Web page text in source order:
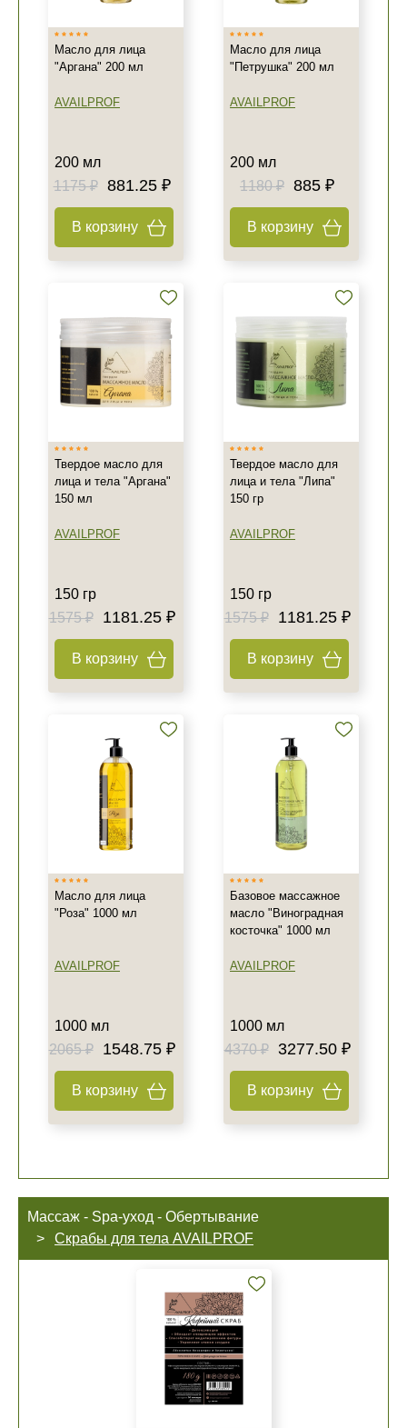
Масло для лица
"Аргана" 200 мл
AVAILPROF
200 мл
1175 ₽
881.25 ₽
В корзину
Масло для лица
"Петрушка" 200 мл
AVAILPROF
200 мл
1180 ₽ 885 ₽
В корзину
Твердое масло для
лица и тела "Аргана"
150 мл
AVAILPROF
150 гр
1575 ₽
1181.25 ₽
В корзину
Твердое масло для
лица и тела "Липа"
150 гр
AVAILPROF
150 гр
1575 ₽
1181.25 ₽
В корзину
Масло для лица
"Роза" 1000 мл
AVAILPROF
1000 мл
2065 ₽
1548.75 ₽
В корзину
Базовое массажное
масло "Виноградная
косточка" 1000 мл
AVAILPROF
1000 мл
4370 ₽
3277.50 ₽
В корзину
Массаж - Spa-уход - Обертывание
Скрабы для тела AVAILPROF